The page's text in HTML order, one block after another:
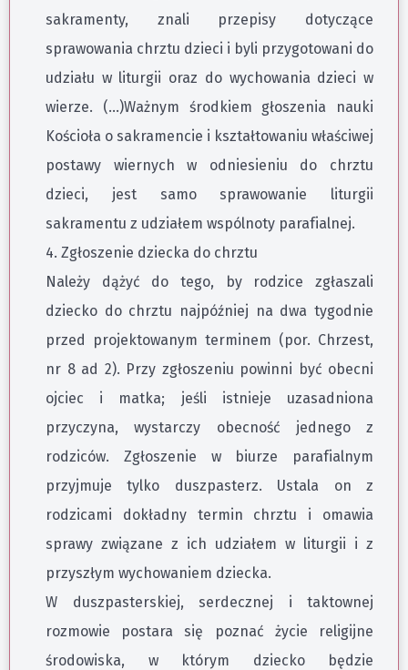
sakramenty, znali przepisy dotyczące
sprawowania chrztu dzieci i byli przygotowani do
udziału w liturgii oraz do wychowania dzieci w
wierze. (…)Ważnym środkiem głoszenia nauki
Kościoła o sakramencie i kształtowaniu właściwej
postawy wiernych w odniesieniu do chrztu
dzieci, jest samo sprawowanie liturgii
sakramentu z udziałem wspólnoty parafialnej.
4. Zgłoszenie dziecka do chrztu
Należy dążyć do tego, by rodzice zgłaszali
dziecko do chrztu najpóźniej na dwa tygodnie
przed projektowanym terminem (por. Chrzest,
nr 8 ad 2). Przy zgłoszeniu powinni być obecni
ojciec i matka; jeśli istnieje uzasadniona
przyczyna, wystarczy obecność jednego z
rodziców. Zgłoszenie w biurze parafialnym
przyjmuje tylko duszpasterz. Ustala on z
rodzicami dokładny termin chrztu i omawia
sprawy związane z ich udziałem w liturgii i z
przyszłym wychowaniem dziecka.
W duszpasterskiej, serdecznej i taktownej
rozmowie postara się poznać życie religijne
środowiska, w którym dziecko będzie